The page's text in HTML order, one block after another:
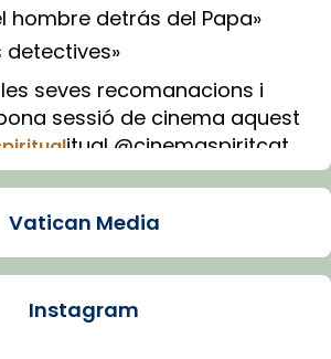
hombre detrás del Papa»
detectives»
seves recomanacions i
sessió de cinema aquest
itual @cinemaspiritcat
amb IA (OpenAI)
de Barcelona
Vatican Media
Instagram